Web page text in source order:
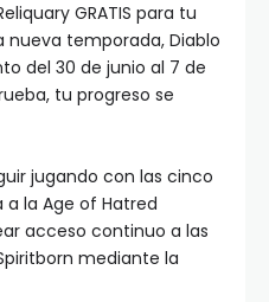
GRATIS para tu
nueva temporada, Diablo
del 30 de junio al 7 de
tu progreso se
jugando con las cinco
a la Age of Hatred
acceso continuo a las
mediante la